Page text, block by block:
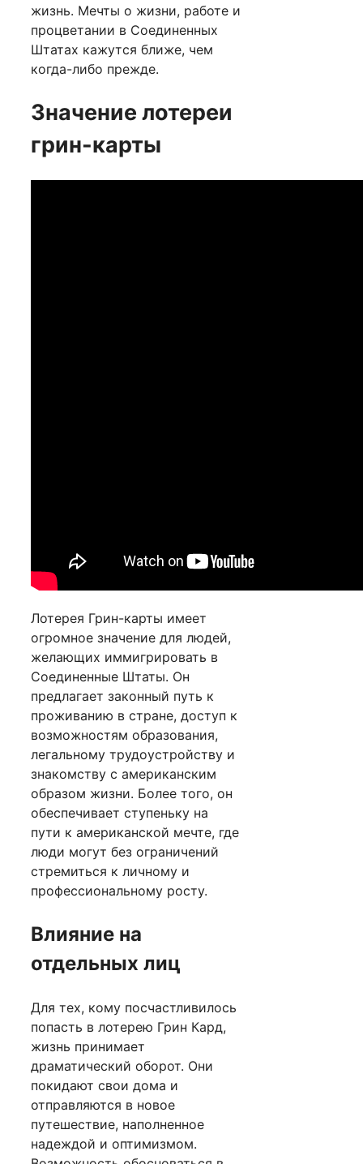
жизнь. Мечты о жизни, работе и
процветании в Соединенных
Штатах кажутся ближе, чем
когда-либо прежде.
Значение лотереи
грин-карты
Лотерея Грин-карты имеет
огромное значение для людей,
желающих иммигрировать в
Соединенные Штаты. Он
предлагает законный путь к
проживанию в стране, доступ к
возможностям образования,
легальному трудоустройству и
знакомству с американским
образом жизни. Более того, он
обеспечивает ступеньку на
пути к американской мечте, где
люди могут без ограничений
стремиться к личному и
профессиональному росту.
Влияние на
отдельных лиц
Для тех, кому посчастливилось
попасть в лотерею Грин Кард,
жизнь принимает
драматический оборот. Они
покидают свои дома и
отправляются в новое
путешествие, наполненное
надеждой и оптимизмом.